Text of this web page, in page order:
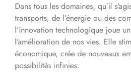
Dans tous les domaines, qu’il
transports, de l’énergie ou des
l’innovation technologique joue
l’amélioration de nos vies. Elle
économique, crée de nouveaux
possibilités infinies.